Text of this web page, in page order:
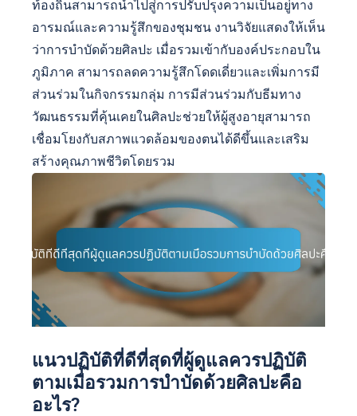
ท้องถิ่นสามารถนำไปสู่การปรับปรุงความเป็นอยู่ทาง
อารมณ์และความรู้สึกของชุมชน งานวิจัยแสดงให้เห็น
ว่าการบำบัดด้วยศิลปะ เมื่อรวมเข้ากับองค์ประกอบใน
ภูมิภาค สามารถลดความรู้สึกโดดเดี่ยวและเพิ่มการมี
ส่วนร่วมในกิจกรรมกลุ่ม การมีส่วนร่วมกับธีมทาง
วัฒนธรรมที่คุ้นเคยในศิลปะช่วยให้ผู้สูงอายุสามารถ
เชื่อมโยงกับสภาพแวดล้อมของตนได้ดีขึ้นและเสริม
สร้างคุณภาพชีวิตโดยรวม
แนวปฏิบัติที่ดีที่สุดที่ผู้ดูแลควรปฏิบัติ
ตามเมื่อรวมการบำบัดด้วยศิลปะคือ
อะไร?